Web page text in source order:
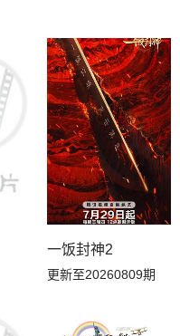
一饭封神2
更新至20260809期